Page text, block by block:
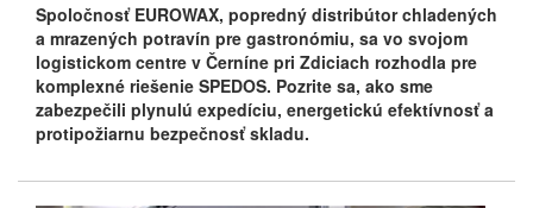
Spoločnosť EUROWAX, popredný distribútor chladených
a mrazených potravín pre gastronómiu, sa vo svojom
logistickom centre v Černíne pri Zdiciach rozhodla pre
komplexné riešenie SPEDOS. Pozrite sa, ako sme
zabezpečili plynulú expedíciu, energetickú efektívnosť a
protipožiarnu bezpečnosť skladu.